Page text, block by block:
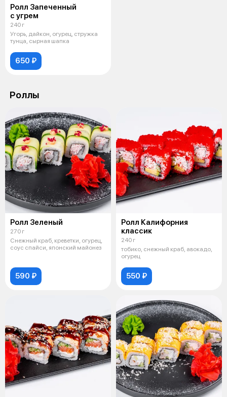
Ролл Запеченный
с угрем
240 г
Угорь, дайкон, огурец, стружка
тунца, сырная шапка
650 ₽
Роллы
Ролл Зеленый
270 г
Снежный краб, креветки, огурец,
соус спайси, японский майонез
590 ₽
Ролл Калифорния
классик
240 г
тобико, снежный краб, авокадо,
огурец
550 ₽